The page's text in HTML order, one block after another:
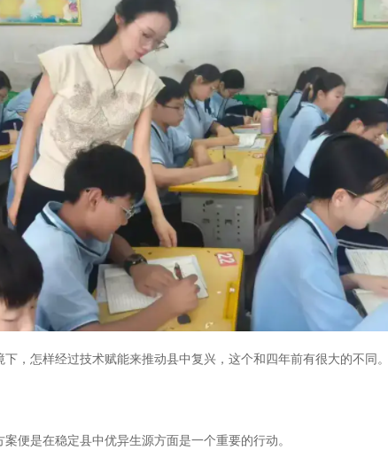
怎样经过技术赋能来推动县中复兴，这个和四年前有很大的不同。
是在稳定县中优异生源方面是一个重要的行动。